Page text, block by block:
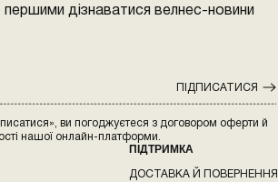
дізнаватися велнес-новини
ПІДПИСАТИСЯ
ПІДТРИМКА
ДОСТАВКА Й ПОВЕРНЕННЯ